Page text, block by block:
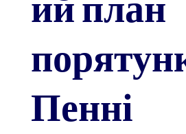
Пенні